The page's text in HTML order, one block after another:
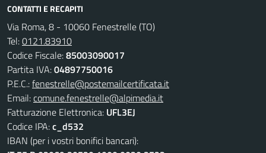
CONTATTI E RECAPITI
Via Roma, 8 - 10060 Fenestrelle (TO)
Tel:0121.83910
Codice Fiscale:85003090017
Partita IVA:04897750016
P.E.C.:fenestrelle@postemailcertificata.it
Email:comune.fenestrelle@alpimedia.it
Fatturazione Elettronica: UFL3EJ
Codice IPA:c_d532
IBAN (per i vostri bonifici bancari):